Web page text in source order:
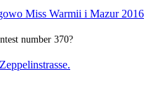
Miss Warmii i Mazur 2016
number 370?